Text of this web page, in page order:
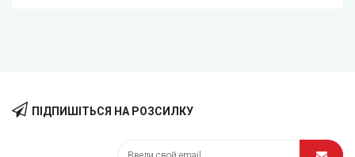
ПІДПИШІТЬСЯ НА РОЗСИЛКУ